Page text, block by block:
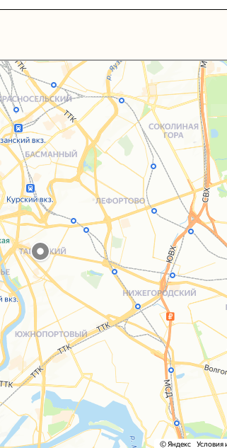
Сайт
Sospeso wrap +7 (495) 005-03-13